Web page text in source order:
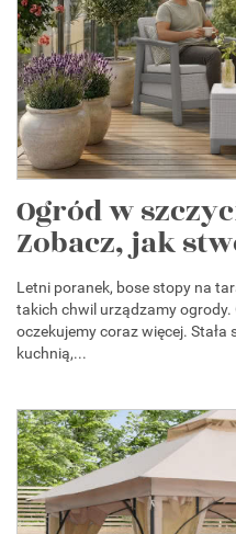
Ogród w
Zobacz, jak
Letni poranek, bose stopy na
takich chwil urządzamy ogrody.
oczekujemy coraz więcej. Stała
kuchnią,...